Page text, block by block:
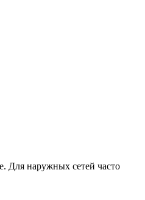
Для наружных сетей часто